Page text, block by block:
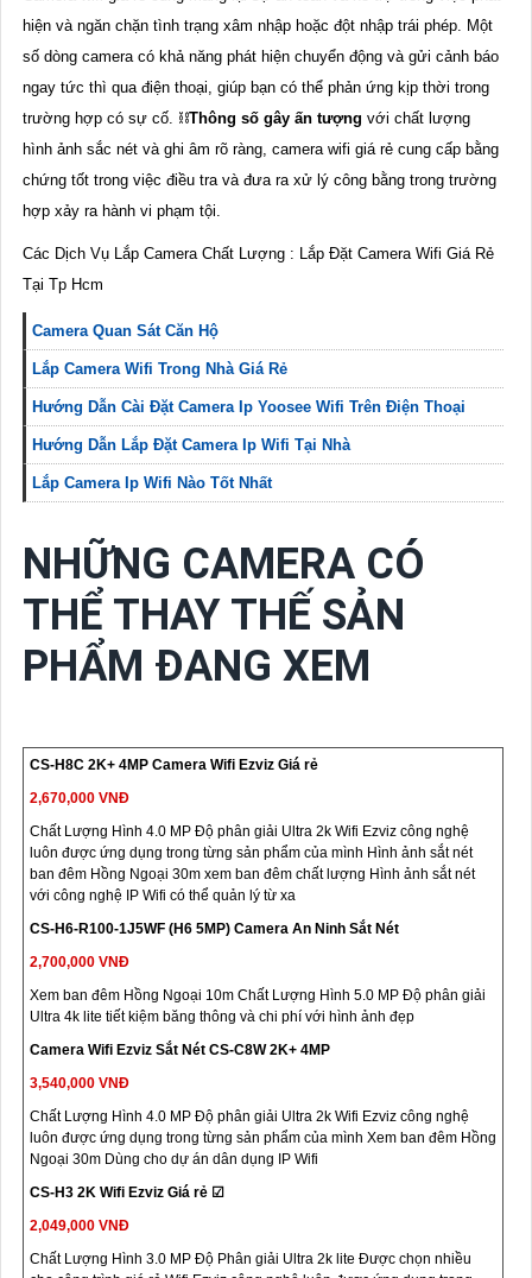
hiện và ngăn chặn tình trạng xâm nhập hoặc đột nhập trái phép. Một
số dòng camera có khả năng phát hiện chuyển động và gửi cảnh báo
ngay tức thì qua điện thoại, giúp bạn có thể phản ứng kịp thời trong
trường hợp có sự cố. ⛓Thông số gây ấn tượng với chất lượng
hình ảnh sắc nét và ghi âm rõ ràng, camera wifi giá rẻ cung cấp bằng
chứng tốt trong việc điều tra và đưa ra xử lý công bằng trong trường
hợp xảy ra hành vi phạm tội.
Các Dịch Vụ Lắp Camera Chất Lượng : Lắp Đặt Camera Wifi Giá Rẻ
Tại Tp Hcm
Camera Quan Sát Căn Hộ
Lắp Camera Wifi Trong Nhà Giá Rẻ
Hướng Dẫn Cài Đặt Camera Ip Yoosee Wifi Trên Điện Thoại
Hướng Dẫn Lắp Đặt Camera Ip Wifi Tại Nhà
Lắp Camera Ip Wifi Nào Tốt Nhất
NHỮNG CAMERA CÓ
THỂ THAY THẾ SẢN
PHẨM ĐANG XEM
CS-H8C 2K+ 4MP Camera Wifi Ezviz Giá rẻ
2,670,000 VNĐ
Chất Lượng Hình 4.0 MP Độ phân giải Ultra 2k Wifi Ezviz công nghệ
luôn được ứng dụng trong từng sản phẩm của mình Hình ảnh sắt nét
ban đêm Hồng Ngoại 30m xem ban đêm chất lượng Hình ảnh sắt nét
với công nghệ IP Wifi có thể quản lý từ xa
CS-H6-R100-1J5WF (H6 5MP) Camera An Ninh Sắt Nét
2,700,000 VNĐ
Xem ban đêm Hồng Ngoại 10m Chất Lượng Hình 5.0 MP Độ phân giải
Ultra 4k lite tiết kiệm băng thông và chi phí với hình ảnh đẹp
Camera Wifi Ezviz Sắt Nét CS-C8W 2K+ 4MP
3,540,000 VNĐ
Chất Lượng Hình 4.0 MP Độ phân giải Ultra 2k Wifi Ezviz công nghệ
luôn được ứng dụng trong từng sản phẩm của mình Xem ban đêm Hồng
Ngoại 30m Dùng cho dự án dân dụng IP Wifi
CS-H3 2K Wifi Ezviz Giá rẻ ☑
2,049,000 VNĐ
Chất Lượng Hình 3.0 MP Độ Phân giải Ultra 2k lite Được chọn nhiều